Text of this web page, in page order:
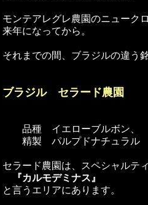
モンテアレグレ農園のニューク
来年になってから。
それまでの間、ブラジルの違う
ブラジル セラード農園
品種 イエローブルボン、
精製 パルプドナチュラル
セラード農園は、スペシャルテ
『カルモデミナス』
と言うエリアにあります。